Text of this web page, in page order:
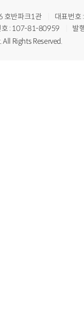
호반파크1관
대표번
호 : 107-81-80959
발
Rights Reserved.